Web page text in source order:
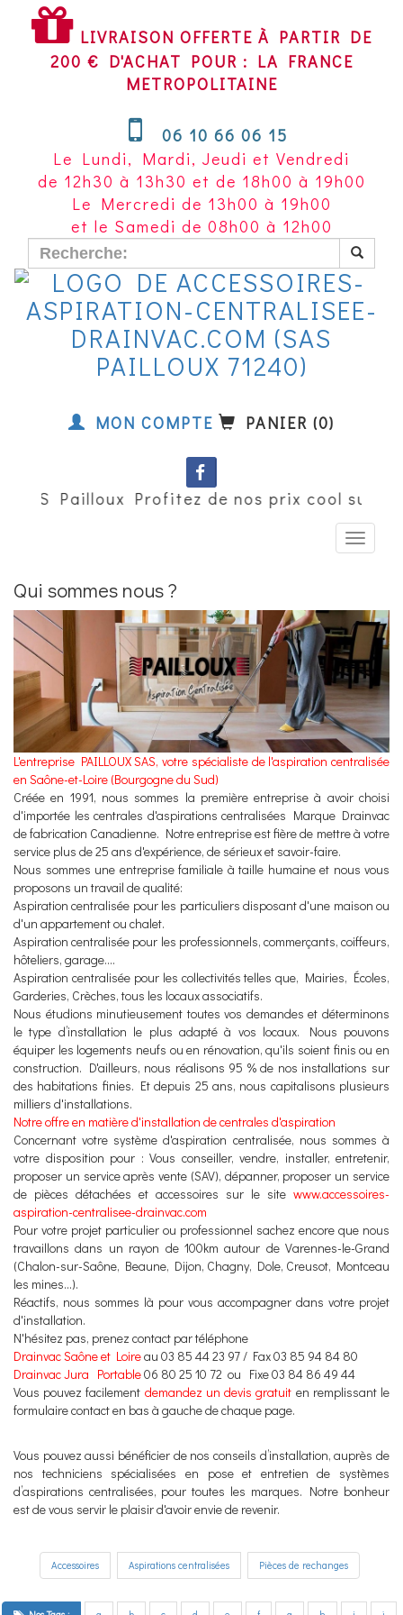
OFFERTE
À
PARTIR
D'ACHAT
POUR
LA
FRANCE
METROPOLITAINE~
LIVRAISON OFFERTE À PARTIR DE
200 € D'ACHAT POUR : LA FRANCE
METROPOLITAINE
06 10 66 06 15
Le Lundi, Mardi, Jeudi et Vendredi
de 12h30 à 13h30 et de 18h00 à 19h00
Le Mercredi de 13h00 à 19h00
et le Samedi de 08h00 à 12h00
MON COMPTE PANIER (0)
SAS Pailloux Profitez de nos prix cool sur
Qui sommes nous ?
L'entreprise PAILLOUX SAS, votre spécialiste de l'aspiration centralisée
en Saône-et-Loire (Bourgogne du Sud)
Créée en 1991, nous sommes la première entreprise à avoir choisi
d'importée les centrales d'aspirations centralisées Marque Drainvac
de fabrication Canadienne. Notre entreprise est fière de mettre à votre
service plus de 25 ans d'expérience, de sérieux et savoir-faire.
Nous sommes une entreprise familiale à taille humaine et nous vous
proposons un travail de qualité:
Aspiration centralisée pour les particuliers disposant d'une maison ou
d'un appartement ou chalet.
Aspiration centralisée pour les professionnels, commerçants, coiffeurs,
hôteliers, garage....
Aspiration centralisée pour les collectivités telles que, Mairies, Écoles,
Garderies, Crèches, tous les locaux associatifs.
Nous étudions minutieusement toutes vos demandes et déterminons
le type d’installation le plus adapté à vos locaux. Nous pouvons
équiper les logements neufs ou en rénovation, qu'ils soient finis ou en
construction. D'ailleurs, nous réalisons 95 % de nos installations sur
des habitations finies. Et depuis 25 ans, nous capitalisons plusieurs
milliers d'installations.
Notre offre en matière d'installation de centrales d'aspiration
Concernant votre système d'aspiration centralisée, nous sommes à
votre disposition pour : Vous conseiller, vendre, installer, entretenir,
proposer un service après vente (SAV), dépanner, proposer un service
de pièces détachées et accessoires sur le site www.accessoires-
aspiration-centralisee-drainvac.com
Pour votre projet particulier ou professionnel sachez encore que nous
travaillons dans un rayon de 100km autour de Varennes-le-Grand
(Chalon-sur-Saône, Beaune, Dijon, Chagny, Dole, Creusot, Montceau
les mines...).
Réactifs, nous sommes là pour vous accompagner dans votre projet
d'installation.
N'hésitez pas, prenez contact par téléphone
Drainvac Saône et Loireau 03 85 44 23 97 / Fax 03 85 94 84 80
Drainvac Jura Portable06 80 25 10 72 ou Fixe 03 84 86 49 44
Vous pouvez facilement demandez un devis gratuit en remplissant le
formulaire contact en bas à gauche de chaque page.
Vous pouvez aussi bénéficier de nos conseils d’installation, auprès de
nos techniciens spécialisées en pose et entretien de systèmes
d’aspirations centralisées, pour toutes les marques. Notre bonheur
est de vous servir le plaisir d'avoir envie de revenir.
Accessoires Aspirations centralisées Pièces de rechanges